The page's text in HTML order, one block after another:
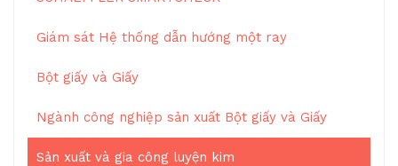
Giám sát Hệ thống dẫn hướng một ray
Bột giấy và Giấy
Ngành công nghiệp sản xuất Bột giấy và Giấy
Sản xuất và gia công luyện kim